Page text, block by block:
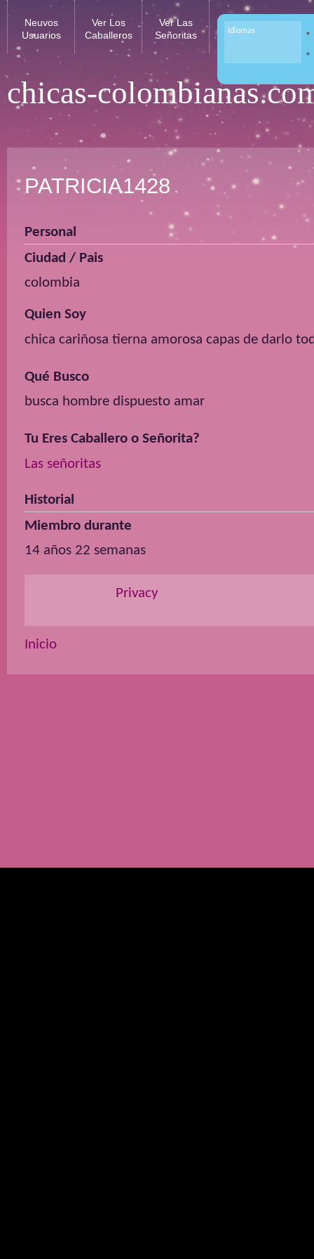
chicas-
Neuvos
Usuarios
Ver Los
Caballeros
Ver Las
Señoritas
Idiomas
PATRICIA1428
Personal
Ciudad / Pais
colombia
Quien Soy
chica cariñosa tierna amorosa capas de darlo
Qué Busco
busca hombre dispuesto amar
Tu Eres Caballero o Señorita?
Las señoritas
Historial
Miembro durante
14 años 22 semanas
Privacy
Inicio